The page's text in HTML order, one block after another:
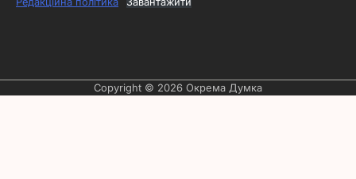
Copyright © 2026 Окрема Думка